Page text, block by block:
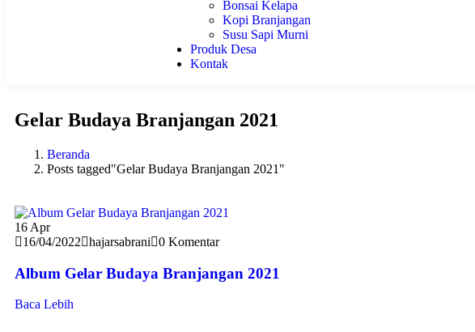
Bonsai Kelapa
Kopi Branjangan
Susu Sapi Murni
Produk Desa
Kontak
Gelar Budaya Branjangan 2021
Beranda
Posts tagged"Gelar Budaya Branjangan 2021"
16 Apr
16/04/2022
hajarsabrani 0 Komentar
Album Gelar Budaya Branjangan 2021
Baca Lebih